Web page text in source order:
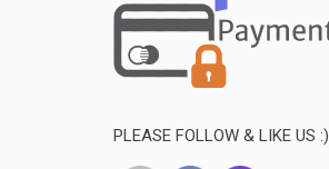
PLEASE FOLLOW & LIKE US :)